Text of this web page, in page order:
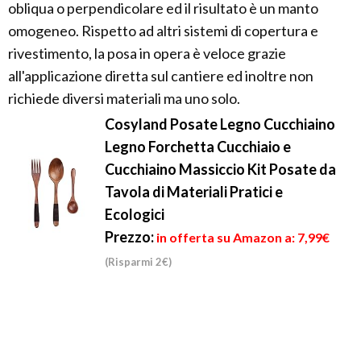
obliqua o perpendicolare ed il risultato è un manto
omogeneo. Rispetto ad altri sistemi di copertura e
rivestimento, la posa in opera è veloce grazie
all'applicazione diretta sul cantiere ed inoltre non
richiede diversi materiali ma uno solo.
Cosyland Posate Legno Cucchiaino
Legno Forchetta Cucchiaio e
Cucchiaino Massiccio Kit Posate da
Tavola di Materiali Pratici e
Ecologici
Prezzo: in offerta su Amazon a: 7,99€
(Risparmi 2€)